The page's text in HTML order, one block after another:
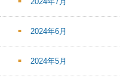
2024年6月
2024年5月